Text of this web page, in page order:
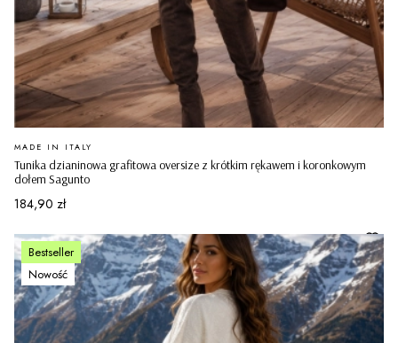
Tunika dzianinowa grafitowa oversize z krótkim rękawem i koronkowym
dołem Sagunto
PRODUCENT
MADE IN ITALY
Cena
184,90 zł
Bestseller
Nowość